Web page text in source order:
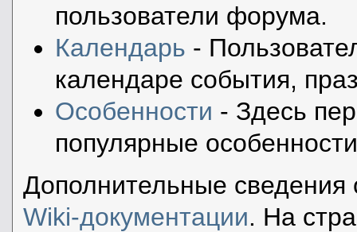
пользователи форума.
Календарь -
календаре события,
Особенности - Здесь
популярные
Дополнительные
Wiki-документации. На